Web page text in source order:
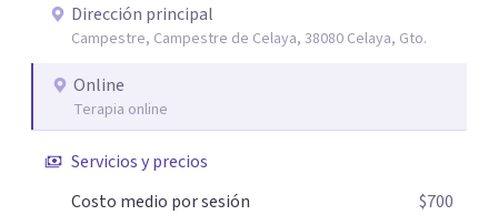
alimentación consciente, adaptado a las necesidades de
cada paciente y su familia. Atiendo de forma online.
Puedes reservar tu primera sesión directamente desde mi
perfil.
Dirección principal
Campestre, Campestre de Celaya, 38080 Celaya, Gto.
Online
Terapia online
Servicios y precios
Costo medio por sesión
$700